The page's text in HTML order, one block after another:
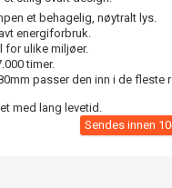
et behagelig, nøytralt lys.
energiforbruk.
for ulike miljøer.
timer.
passer den inn i de fleste
med lang levetid.
Sendes innen